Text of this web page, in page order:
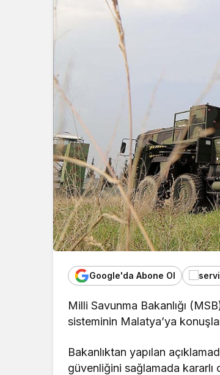
Google'da Abone Ol
Milli Savunma Bakanlığı
sisteminin Malatya’ya
Bakanlıktan yapılan
güvenliğini sağlamada kararlı